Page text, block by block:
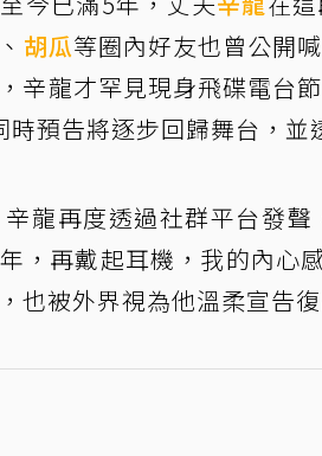
、 胡瓜等圈內好友也曾公開
辛龍才罕見現身飛碟電台
預告將逐步回歸舞台，並
龍再度透過社群平台發
，再戴起耳機，我的內心
也被外界視為他溫柔宣告復